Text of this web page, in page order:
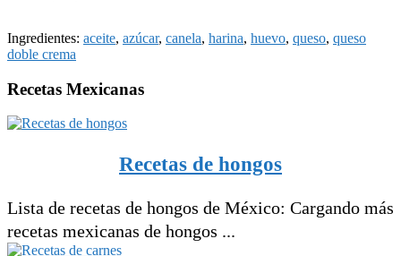
Ingredientes: aceite, azúcar, canela, harina, huevo, queso, queso
doble crema
Recetas Mexicanas
Recetas de hongos
Lista de recetas de hongos de México: Cargando más
recetas mexicanas de hongos ...